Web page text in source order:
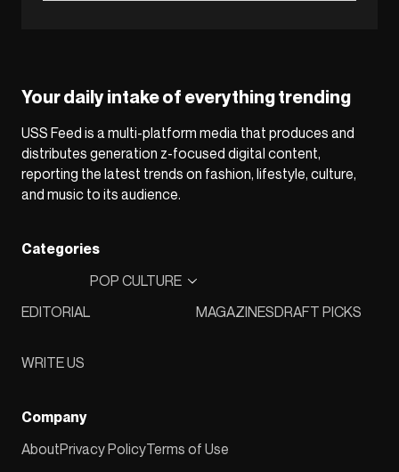
Your daily intake of everything trending
USS Feed is a multi-platform media that produces and
distributes generation z-focused digital content,
reporting the latest trends on fashion, lifestyle, culture,
and music to its audience.
Categories
EDITORIAL
POP CULTURE
MAGAZINESDRAFT PICKS
WRITE US
Company
AboutPrivacy PolicyTerms of Use